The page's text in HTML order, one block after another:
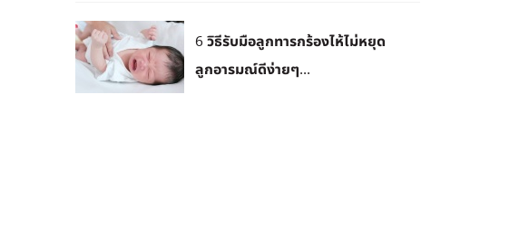
6 วิธีรับมือลูกทารกร้องไห้ไม่หยุด
ลูกอารมณ์ดีง่ายๆ...